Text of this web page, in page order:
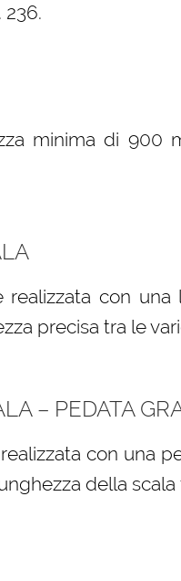
minima di 900
realizzata con
precisa tra le
– PEDATA
con una
della